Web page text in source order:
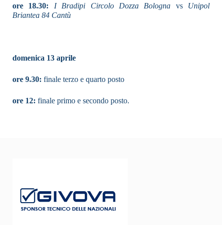
ore 18.30: I Bradipi Circolo Dozza Bologna vs Unipol
Briantea 84 Cantù
domenica 13 aprile
ore 9.30: finale terzo e quarto posto
ore 12: finale primo e secondo posto.